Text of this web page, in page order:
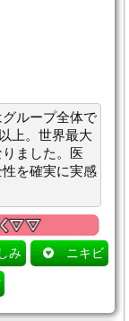
ループ全体で
上。世界最大
ました。医
を確実に実感
み ニキビ